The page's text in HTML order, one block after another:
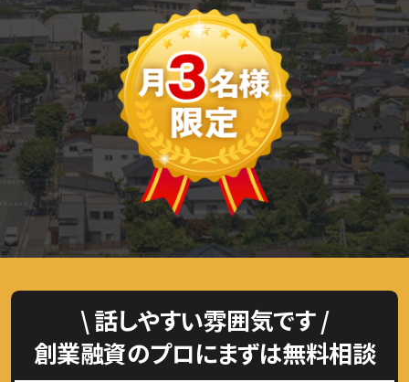
\ 話しやすい雰囲気です /
創業融資のプロにまずは無料相談